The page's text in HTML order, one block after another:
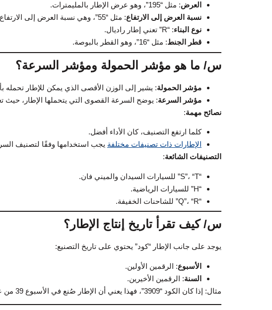
العرض: مثل “195”، وهو عرض الإطار بالمليمترات.
نسبة العرض إلى الارتفاع: مثل “55”، وهي نسبة العرض إلى الارتفاع.
نوع البناء: “R” تعني إطار راديال.
قطر الجنط: مثل “16”، وهو القطر بالبوصة.
س/ ما هو مؤشر الحمولة ومؤشر السرعة؟
مؤشر الحمولة: يشير إلى الوزن الأقصى الذي يمكن للإطار تحمله
مؤشر السرعة: يوضح السرعة القصوى التي يتحملها الإطار، حيث
نصائح مهمة:
كلما ارتفع التصنيف، كان الأداء أفضل.
الإطارات ذات تصنيفات مختلفة يجب استخدامها وفقًا لتصنيف
التصنيفات الشائعة:
“S”، “T” للسيارات السيدان والميني فان.
“H” للسيارات الرياضية.
“Q”، “R” للشاحنات الخفيفة.
س/ كيف تقرأ تاريخ إنتاج الإطار؟
يوجد على جانب الإطار “كود” يحتوي على تاريخ التصنيع:
الأسبوع: الرقمين الأولين.
السنة: الرقمين الأخيرين.
مثال: إذا كان الكود “3909”، فهذا يعني أن الإطار صُنع في الأسبوع 39 من عام 2009.